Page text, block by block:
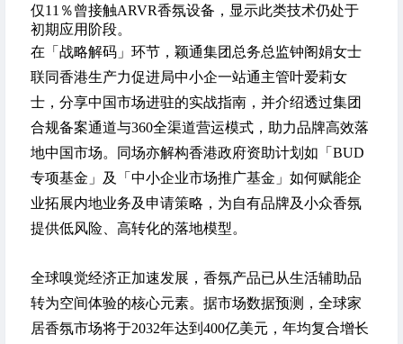
仅11％曾接触ARVR香氛设备，显示此类技术仍处于
初期应用阶段。
在「战略解码」环节，颖通集团总务总监钟阁娟女士
联同香港生产力促进局中小企一站通主管叶爱莉女
士，分享中国市场进驻的实战指南， 并介绍透过集团
合规备案通道与360全渠道营运模式 ，助力品牌高效落
地中国市场。同场亦解构香港政府资助计划如「BUD
专项基金」及「中小企业市场推广基金」如何赋能企
业拓展内地业务及申请策略，为自有品牌及小众香氛
提供低风险、高转化的落地模型。
全球嗅觉经济正加速发展，香氛产品已从生活辅助品
转为空间体验的核心元素。据市场数据预测，全球家
居香氛市场将于2032年达到400亿美元，年均复合增长